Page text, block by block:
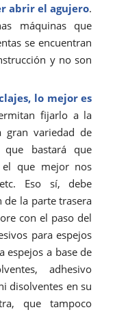
abrir el agujero.
máquinas que
se encuentran
y no son
lo mejor es
fijarlo a la
gran variedad de
bastará que
el que mejor nos
Eso sí, debe
de la parte trasera
con el paso del
para espejos
espejos a base de
adhesivo
disolventes en su
que tampoco